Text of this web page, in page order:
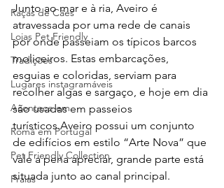
Raças de Cães
Lojas Pet Friendly
Tradições
Lugares instagramáveis
Acontece em
Romã em Portugal
Pet Friendly Collection
Praias
Junto ao mar e à ria, Aveiro é
atravessada por uma rede de canais
por onde passeiam os típicos barcos
moliceiros. Estas embarcações,
esguias e coloridas, serviam para
recolher algas e sargaço, e hoje em dia
são usadas em passeios
turísticos.Aveiro possui um conjunto
de edifícios em estilo “Arte Nova” que
vale a pena apreciar, grande parte está
situada junto ao canal principal.